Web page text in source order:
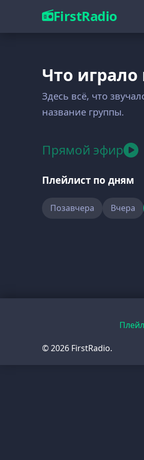
FirstRadio
Что играло
Здесь всё, что
название группы.
Прямой эфир
Плейлист по дням
Позавчера Вчера
© 2026 FirstRadio.